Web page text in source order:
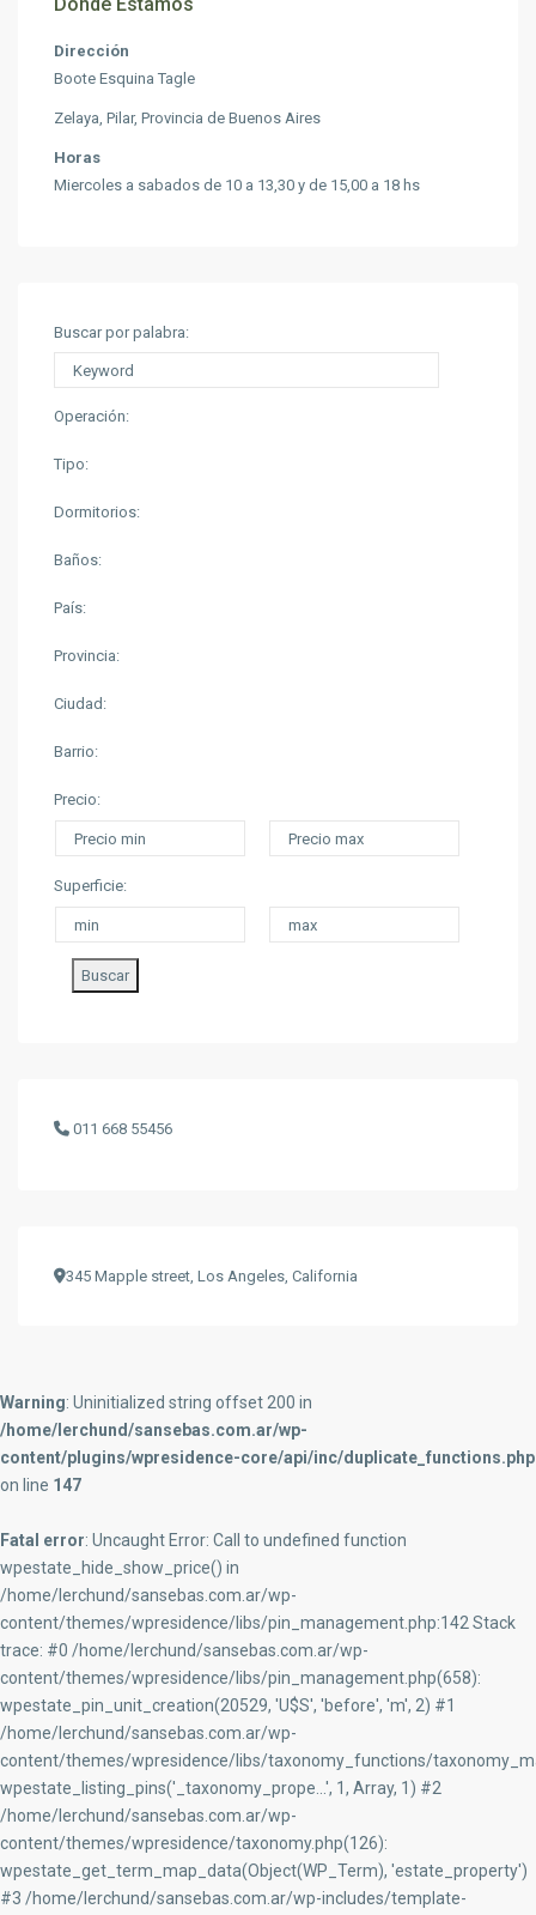
Donde Estamos
Dirección
Boote Esquina Tagle
Zelaya, Pilar, Provincia de Buenos Aires
Horas
Miercoles a sabados de 10 a 13,30 y de 15,00 a 18 hs
Buscar por palabra:
Operación:
Tipo:
Dormitorios:
Baños:
País:
Provincia:
Ciudad:
Barrio:
Precio:
Superficie:
Buscar
011 668 55456
345 Mapple street, Los Angeles, California
Warning: Uninitialized string offset 200 in
/home/lerchund/sansebas.com.ar/wp-
content/plugins/wpresidence-core/api/inc/duplicate_functions.php
on line 147
Fatal error: Uncaught Error: Call to undefined function
wpestate_hide_show_price() in
/home/lerchund/sansebas.com.ar/wp-
content/themes/wpresidence/libs/pin_management.php:142 Stack
trace: #0 /home/lerchund/sansebas.com.ar/wp-
content/themes/wpresidence/libs/pin_management.php(658):
wpestate_pin_unit_creation(20529, 'U$S', 'before', 'm', 2) #1
/home/lerchund/sansebas.com.ar/wp-
content/themes/wpresidence/libs/taxonomy_functions/
wpestate_listing_pins('_taxonomy_prope...', 1, Array, 1) #2
/home/lerchund/sansebas.com.ar/wp-
content/themes/wpresidence/taxonomy.php(126):
wpestate_get_term_map_data(Object(WP_Term), 'estate_property')
#3 /home/lerchund/sansebas.com.ar/wp-includes/template-